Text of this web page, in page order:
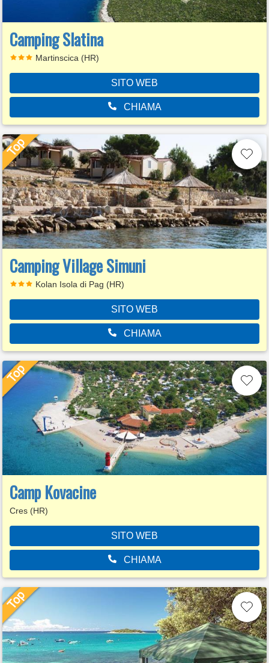
Camping Slatina
Martinscica (HR)
SITO WEB
CHIAMA
Camping Village Simuni
Kolan Isola di Pag (HR)
SITO WEB
CHIAMA
Camp Kovacine
Cres (HR)
SITO WEB
CHIAMA